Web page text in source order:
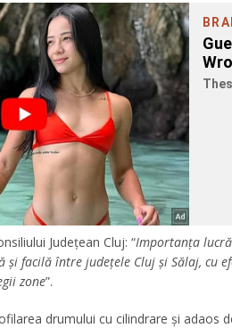
Județean Cluj: “Importanța
facilă între judeţele Cluj şi Sălaj, cu
zone”.
drumului cu cilindrare și adaos